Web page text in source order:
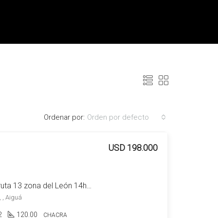
Ordenar por: Orden por defecto
Chacra en venta sobre ruta 13 zona del León 14ha próximas a la ciudad de Aiguá
USD 198.000
, Aiguá
120.00 CHACRA